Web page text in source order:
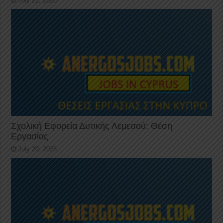
Σχολική Εφορεία Δυτικής Λεμεσού: Θέση
Εργασίας
July 20, 2026